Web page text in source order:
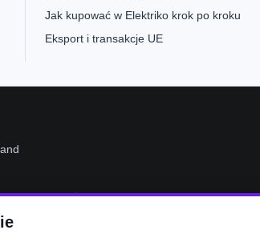
Jak kupować w Elektriko krok po kroku
Eksport i transakcje UE
zastrzeżone